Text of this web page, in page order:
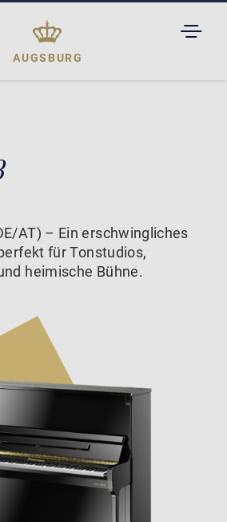
AUGSBURG
AT) – Ein erschwingliches
für Tonstudios,
heimische Bühne.